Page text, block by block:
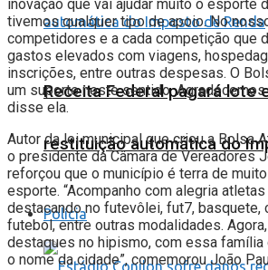
Receita Federal pagará lote
restituição automática do
Polícia
inovação que vai ajudar muito o esporte
tivemos qualquer tipo de apoio. No
competidores e a cada competição que
gastos elevados com viagens,
inscrições, entre outras despesas. O
um suporte neste sentido. Agradecemos
disse ela.
Autor da lei municipal que criou a Bolsa
o presidente da Câmara de Vereadores
reforçou que o município é terra de
esporte. “Acompanho com alegria
destacando no futevôlei, fut7, basquete,
futebol, entre outras modalidades.
destaques no hipismo, com essa família
o nome da cidade”, comemorou João